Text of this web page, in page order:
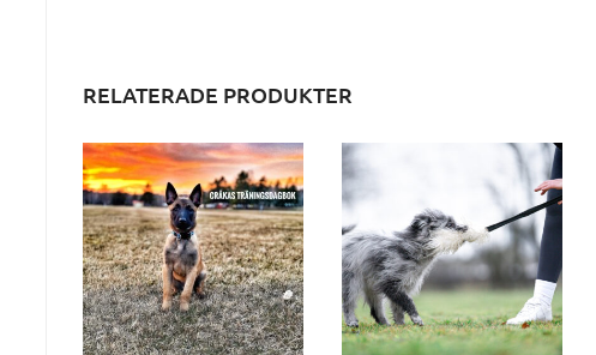
RELATERADE PRODUKTER